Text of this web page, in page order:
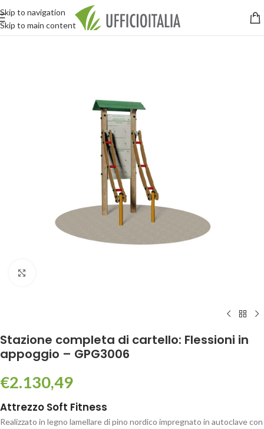
Skip to navigation
Skip to main content
Stazione completa di cartello: Flessioni in
appoggio – GPG3006
€2.130,49
Attrezzo Soft Fitness
Realizzato in legno lamellare di pino nordico impregnato in autoclave con